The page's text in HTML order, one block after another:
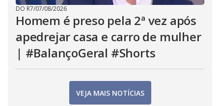
DO R7/07/08/2026
Homem é preso pela 2ª vez após
apedrejar casa e carro de mulher
| #BalançoGeral #Shorts
VEJA MAIS NOTÍCIAS